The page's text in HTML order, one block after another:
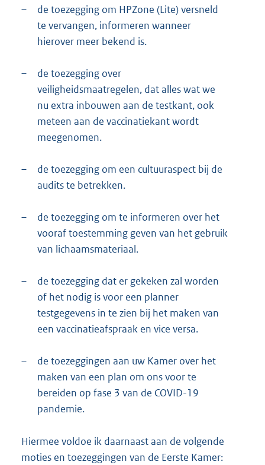
–
de toezegging om HPZone (Lite) versneld
te vervangen, informeren wanneer
hierover meer bekend is.
–
de toezegging over
veiligheidsmaatregelen, dat alles wat we
nu extra inbouwen aan de testkant, ook
meteen aan de vaccinatiekant wordt
meegenomen.
–
de toezegging om een cultuuraspect bij de
audits te betrekken.
–
de toezegging om te informeren over het
vooraf toestemming geven van het gebruik
van lichaamsmateriaal.
–
de toezegging dat er gekeken zal worden
of het nodig is voor een planner
testgegevens in te zien bij het maken van
een vaccinatieafspraak en vice versa.
–
de toezeggingen aan uw Kamer over het
maken van een plan om ons voor te
bereiden op fase 3 van de COVID-19
pandemie.
Hiermee voldoe ik daarnaast aan de volgende
moties en toezeggingen van de Eerste Kamer: